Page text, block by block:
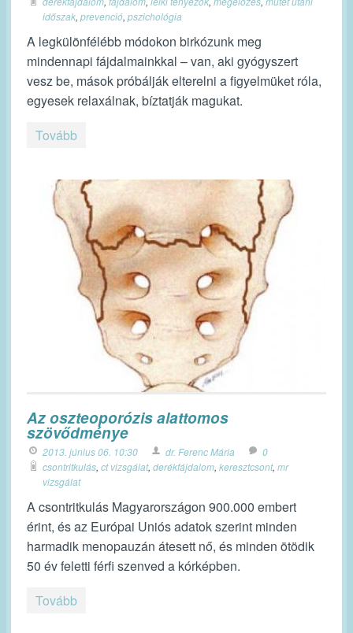
időszak, prevenció, pszichológia
A legkülönfélébb módokon birkózunk meg
mindennapi fájdalmainkkal – van, aki gyógyszert
vesz be, mások próbálják elterelni a figyelmüket róla,
egyesek relaxálnak, bíztatják magukat.
Tovább
Az oszteoporózis alattomos
szövődménye
2013. június 06. 10:30 dr. Ferenc Mária
0
csontritkulás, ct vizsgálat, derékfájdalom, keresztcsont, mr
vizsgálat
A csontritkulás Magyarországon 900.000 embert
érint, és az Európai Uniós adatok szerint minden
harmadik menopauzán átesett nő, és minden ötödik
50 év feletti férfi szenved a kórképben.
Tovább